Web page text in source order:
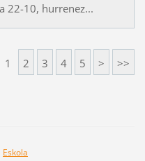
22-10, hurrenez...
1 2 3 4 5 > >>
Eskola